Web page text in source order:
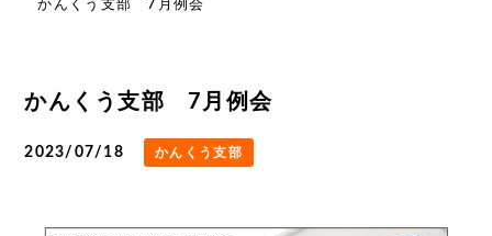
かんくう支部 7月例会
かんくう支部 7月例会
2023/07/18 かんくう支部